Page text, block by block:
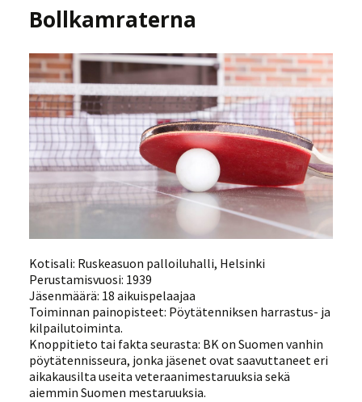
Bollkamraterna
Kotisali: Ruskeasuon palloiluhalli, Helsinki
Perustamisvuosi: 1939
Jäsenmäärä: 18 aikuispelaajaa
Toiminnan painopisteet: Pöytätenniksen harrastus- ja
kilpailutoiminta.
Knoppitieto tai fakta seurasta: BK on Suomen vanhin
pöytätennisseura, jonka jäsenet ovat saavuttaneet eri
aikakausilta useita veteraanimestaruuksia sekä
aiemmin Suomen mestaruuksia.